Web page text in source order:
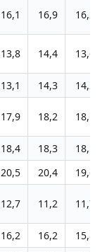
16,1 16,9 16,2
13,8 14,4 13,6
13,1 14,3
14,2
17,9 18,2 18,1
18,4 18,3
18,1
20,5 20,4
19,6
12,7 11,2 11,7
16,2 16,2
15,8